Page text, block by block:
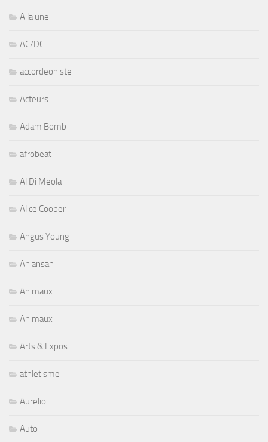
A la une
AC/DC
accordeoniste
Acteurs
Adam Bomb
afrobeat
Al Di Meola
Alice Cooper
Angus Young
Aniansah
Animaux
Animaux
Arts & Expos
athletisme
Aurelio
Auto